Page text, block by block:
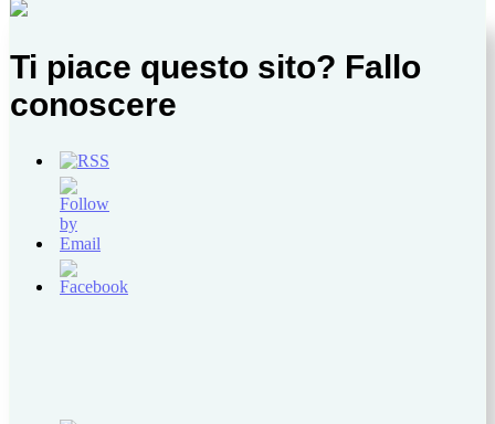
Ti piace questo sito? Fallo
conoscere